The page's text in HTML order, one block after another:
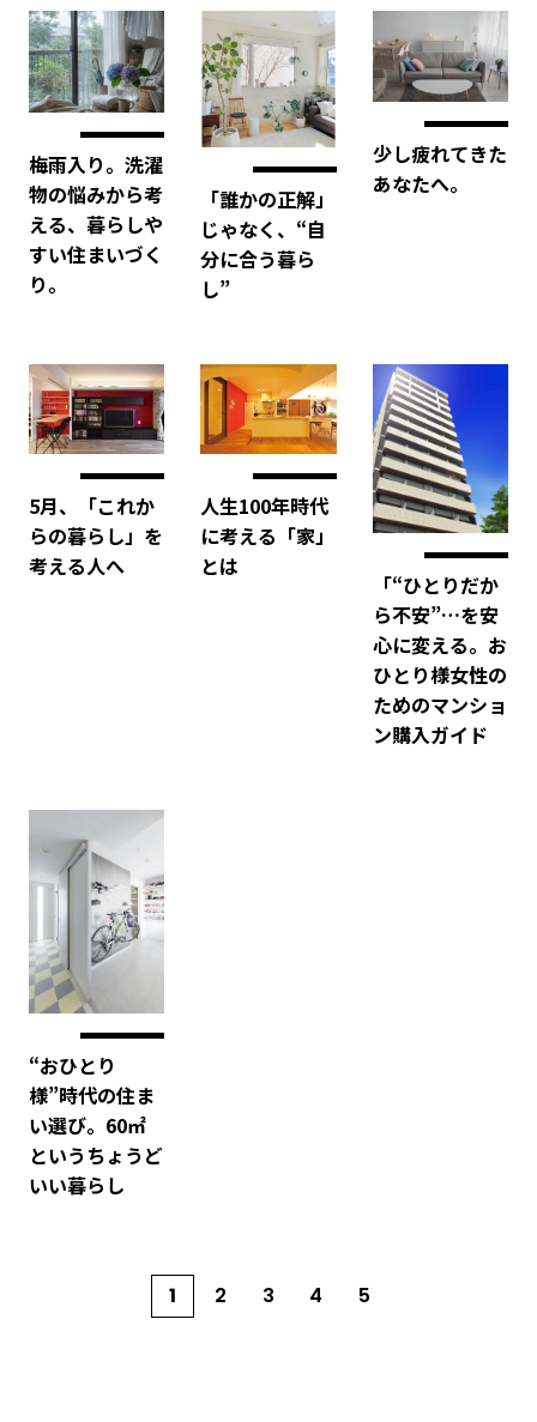
梅雨入り。洗濯
物の悩みから考
える、暮らしや
すい住まいづく
り。
「誰かの正解」
じゃなく、“自
分に合う暮ら
し”
少し疲れてきた
あなたへ。
5月、「これか
らの暮らし」を
考える人へ
人生100年時代
に考える「家」
とは
「“ひとりだか
ら不安”…を安
心に変える。お
ひとり様女性の
ためのマンショ
ン購入ガイド
“おひとり
様”時代の住ま
い選び。60㎡
というちょうど
いい暮らし
1 2 3 4 5